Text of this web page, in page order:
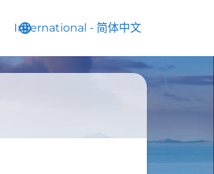
language
International - 简体中文
keyboard_arrow_down